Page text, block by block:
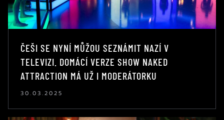
ČEŠI SE NYNÍ MŮŽOU SEZNÁMIT NAZÍ V
TELEVIZI. DOMÁCÍ VERZE SHOW NAKED
ATTRACTION MÁ UŽ I MODERÁTORKU
30.03.2025